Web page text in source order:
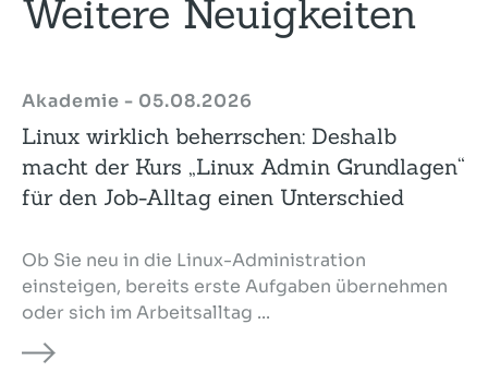
Weitere Neuigkeiten
Akademie - 05.08.2026
Linux wirklich beherrschen: Deshalb
macht der Kurs „Linux Admin Grundlagen“
für den Job-Alltag einen Unterschied
Ob Sie neu in die Linux-Administration
einsteigen, bereits erste Aufgaben übernehmen
oder sich im Arbeitsalltag ...